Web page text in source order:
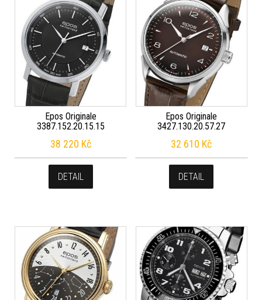
Epos Originale
3387.152.20.15.15
38 220 Kč
DETAIL
Epos Originale
3427.130.20.57.27
32 610 Kč
DETAIL